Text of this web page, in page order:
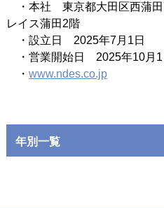
・本社 東京都大田区西蒲
レイス蒲田2階
・設立日 2025年7月1日
・営業開始日 2025年10月1
・ www.ndes.co.jp
年別一覧